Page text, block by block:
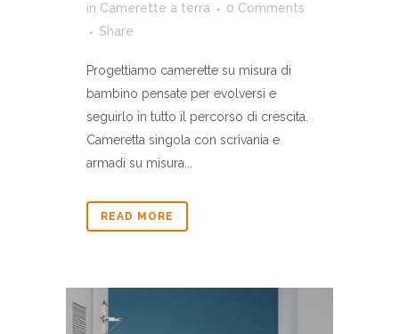
in Camerette a terra
0 Comments
Share
Progettiamo camerette su misura di
bambino pensate per evolversi e
seguirlo in tutto il percorso di crescita.
Cameretta singola con scrivania e
armadi su misura...
READ MORE